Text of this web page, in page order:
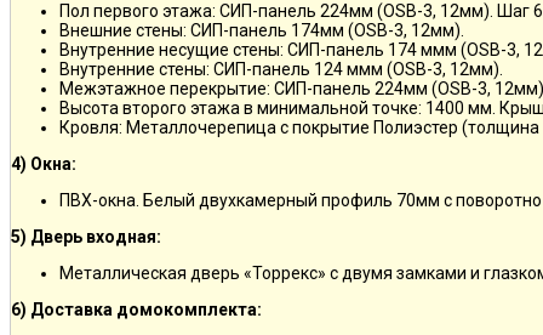
Пол первого этажа: СИП-панель 224мм (OSB-3, 12мм). Шаг
Внешние стены: СИП-панель 174мм (OSB-3, 12мм).
Внутренние несущие стены: СИП-панель 174 ммм (OSB-3,
Внутренние стены: СИП-панель 124 ммм (OSB-3, 12мм).
Межэтажное перекрытие: СИП-панель 224мм (OSB-3,
Высота второго этажа в минимальной точке: 1400 мм.
Кровля: Металлочерепица с покрытие Полиэстер
4) Окна:
ПВХ-окна. Белый двухкамерный профиль 70мм с
5) Дверь входная:
Металлическая дверь «Торрекс» с двумя замками и
6) Доставка домокомплекта: